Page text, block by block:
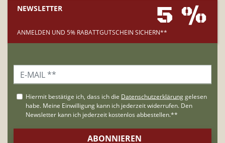
NEWSLETTER 5 %
ANMELDEN UND 5% RABATTGUTSCHEIN SICHERN**